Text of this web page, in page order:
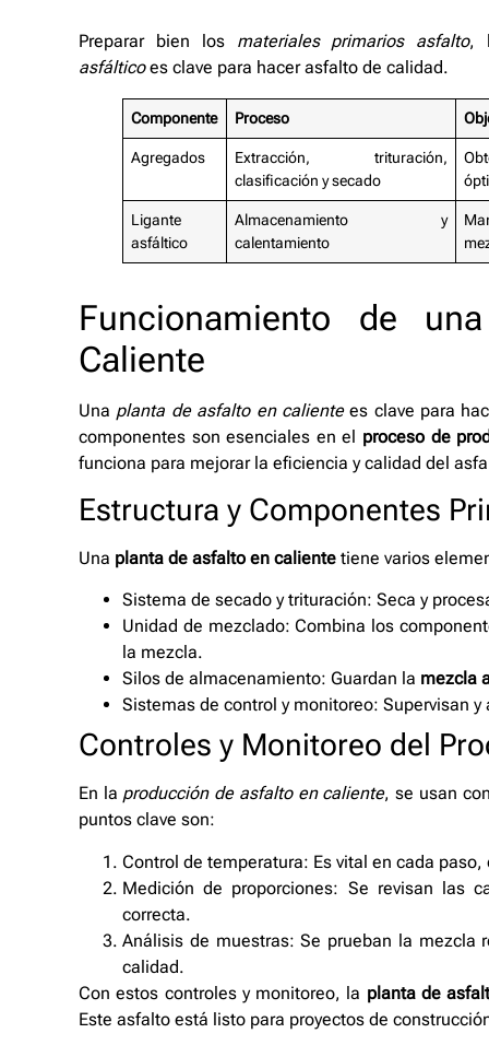
Preparar bien los materiales primarios asfalto,
asfálticoes clave para hacer asfalto de calidad.
Componente Proceso
Agregados
Extracción, trituración,
clasificación y secado
Ligante
asfáltico
Almacenamiento y
calentamiento
Funcionamiento de
Caliente
Una planta de asfalto en calientees clave para
componentes son esenciales en el proceso de
funciona para mejorar la eficiencia y calidad del
Estructura y Componentes
Una planta de asfalto en caliente tiene varios
Sistema de secado y trituración: Seca y
Unidad de mezclado: Combina los
la mezcla.
Silos de almacenamiento: Guardan la mezcla
Sistemas de control y monitoreo: Supervisan
Controles y Monitoreo del
En la producción de asfalto en caliente, se usan
puntos clave son:
Control de temperatura: Es vital en cada
Medición de proporciones: Se revisan las
correcta.
Análisis de muestras: Se prueban la mezcla
calidad.
Con estos controles y monitoreo, la planta de
Este asfalto está listo para proyectos de